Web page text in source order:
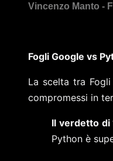
Fogli Google vs
La scelta tra
compromessi in
Il verdetto di
Python è